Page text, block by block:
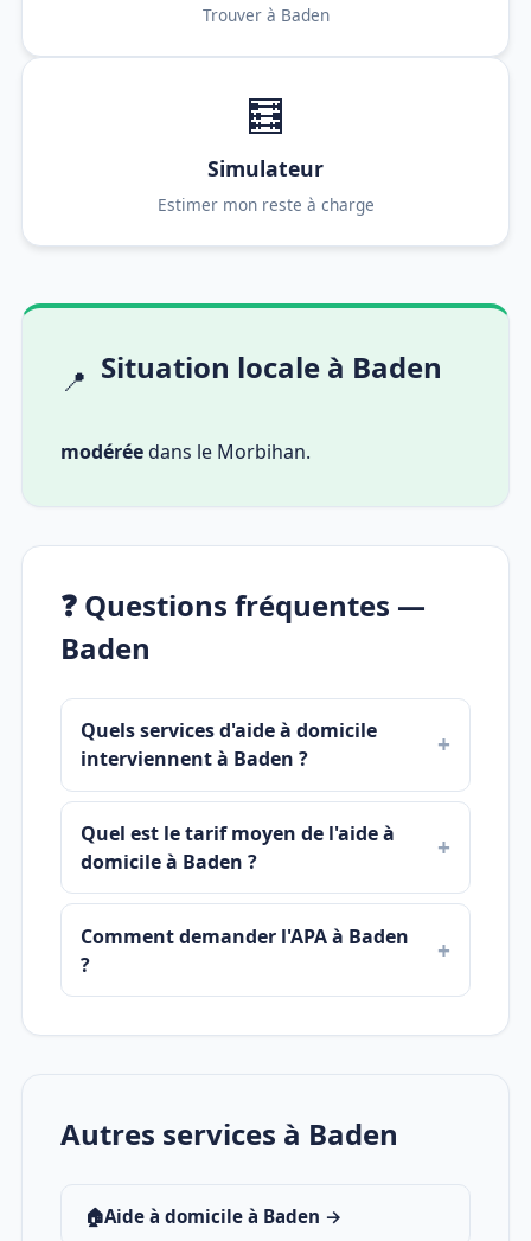
Trouver à Baden
🧮
Simulateur
Estimer mon reste à charge
📍 Situation locale à Baden
modéréedans le Morbihan.
❓ Questions fréquentes —
Baden
Quels services d'aide à domicile
interviennent à Baden ?
Quel est le tarif moyen de l'aide à
domicile à Baden ?
Comment demander l'APA à Baden
?
Autres services à Baden
🏠Aide à domicile à Baden →